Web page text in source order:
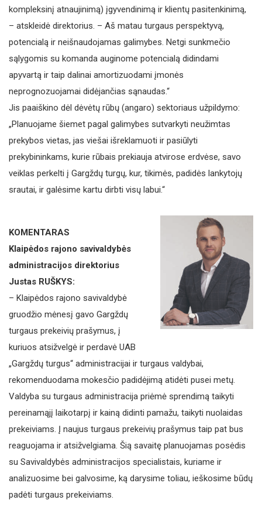
kompleksinį atnaujinimą) įgyvendinimą ir klientų pasitenkinimą,
– atskleidė direktorius. – Aš matau turgaus perspektyvą,
potencialą ir neišnaudojamas galimybes. Netgi sunkmečio
sąlygomis su komanda auginome potencialą didindami
apyvartą ir taip dalinai amortizuodami įmonės
neprognozuojamai didėjančias sąnaudas.“
Jis paaiškino dėl dėvėtų rūbų (angaro) sektoriaus užpildymo:
„Planuojame šiemet pagal galimybes sutvarkyti neužimtas
prekybos vietas, jas viešai išreklamuoti ir pasiūlyti
prekybininkams, kurie rūbais prekiauja atvirose erdvėse, savo
veiklas perkelti į Gargždų turgų, kur, tikimės, padidės lankytojų
srautai, ir galėsime kartu dirbti visų labui.“
KOMENTARAS
Klaipėdos rajono savivaldybės
administracijos direktorius
Justas RUŠKYS:
– Klaipėdos rajono savivaldybė
gruodžio mėnesį gavo Gargždų
turgaus prekeivių prašymus, į
kuriuos atsižvelgė ir perdavė UAB
„Gargždų turgus“ administracijai ir turgaus valdybai,
rekomenduodama mokesčio padidėjimą atidėti pusei metų.
Valdyba su turgaus administracija priėmė sprendimą taikyti
pereinamąjį laikotarpį ir kainą didinti pamažu, taikyti nuolaidas
prekeiviams. Į naujus turgaus prekeivių prašymus taip pat bus
reaguojama ir atsižvelgiama. Šią savaitę planuojamas posėdis
su Savivaldybės administracijos specialistais, kuriame ir
analizuosime bei galvosime, ką darysime toliau, ieškosime būdų
padėti turgaus prekeiviams.